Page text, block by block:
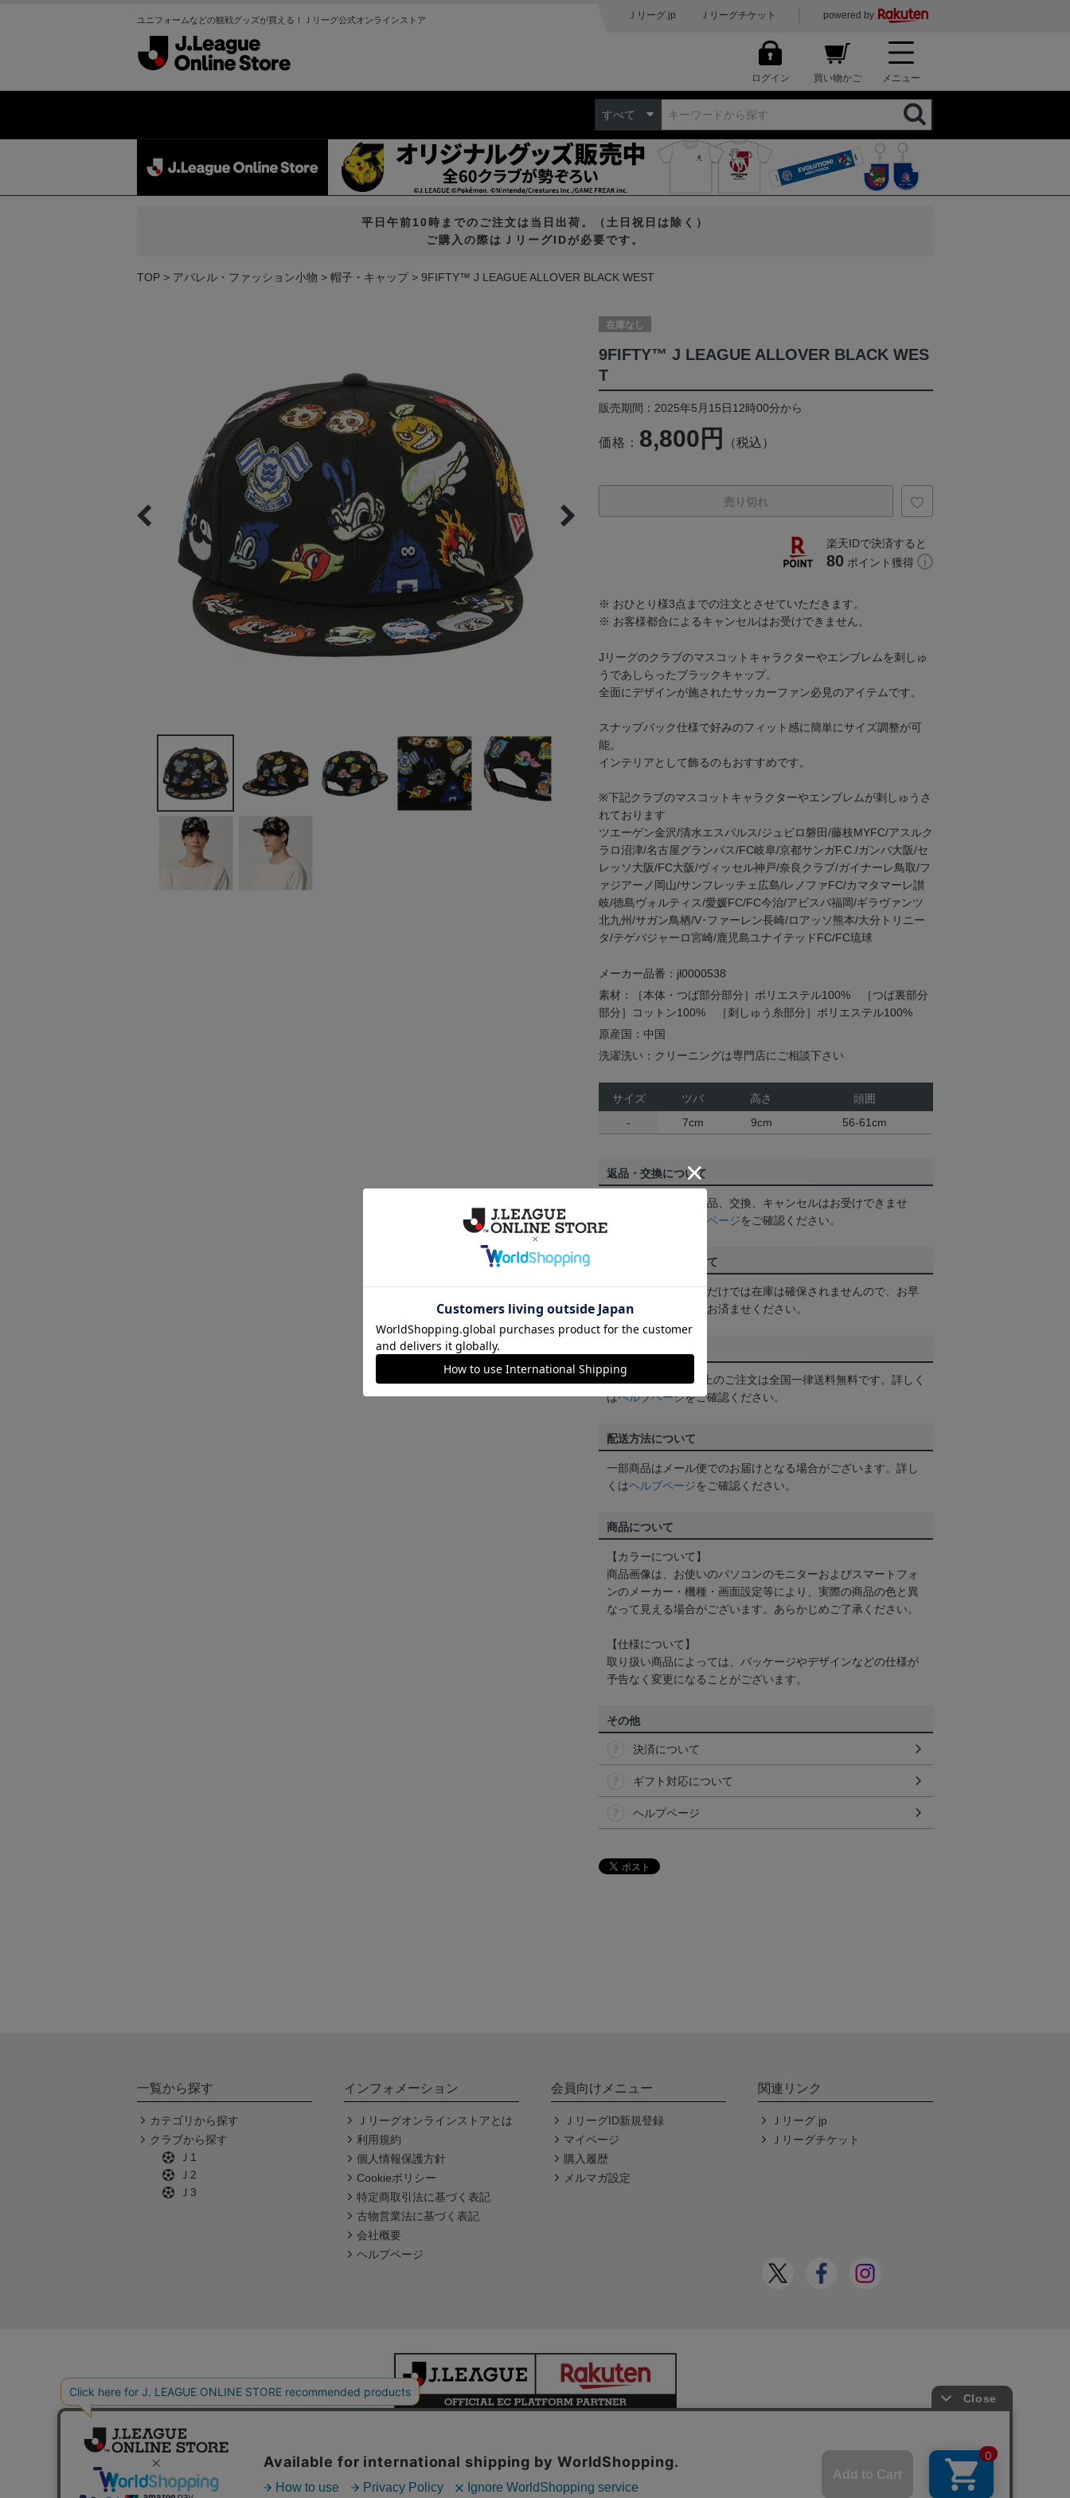
ユニフォームなどの観戦グッズが買える！Ｊリーグ公式オンラインストア Ｊリーグ.jp Ｊリーグチケット powered by
ログイン 買い物かご メニュー
すべて
平日午前10時までのご注文は当日出荷。（土日祝日は除く）
ご購入の際はＪリーグIDが必要です。
TOP アパレル・ファッション小物 帽子・キャップ 9FIFTY™ J LEAGUE ALLOVER BLACK WEST
在庫なし
9FIFTY™ J LEAGUE ALLOVER BLACK WES
T
販売期間：2025年5月15日12時00分から
価格： 8,800円 （税込）
売り切れ
楽天IDで決済すると
80 ポイント獲得
※ おひとり様3点までの注文とさせていただきます。
※ お客様都合によるキャンセルはお受けできません。
Jリーグのクラブのマスコットキャラクターやエンブレムを刺しゅ
うであしらったブラックキャップ。
全面にデザインが施されたサッカーファン必見のアイテムです。
スナップバック仕様で好みのフィット感に簡単にサイズ調整が可
能。
インテリアとして飾るのもおすすめです。
※下記クラブのマスコットキャラクターやエンブレムが刺しゅうさ
れております
ツエーゲン金沢/清水エスパルス/ジュビロ磐田/藤枝MYFC/アスルク
ラロ沼津/名古屋グランパス/FC岐阜/京都サンガF.C./ガンバ大阪/セ
レッソ大阪/FC大阪/ヴィッセル神戸/奈良クラブ/ガイナーレ鳥取/フ
ァジアーノ岡山/サンフレッチェ広島/レノファFC/カマタマーレ讃
岐/徳島ヴォルティス/愛媛FC/FC今治/アビスパ福岡/ギラヴァンツ
北九州/サガン鳥栖/V･ファーレン長崎/ロアッソ熊本/大分トリニー
タ/テゲバジャーロ宮崎/鹿児島ユナイテッドFC/FC琉球
メーカー品番：jl0000538
素材：［本体・つば部分部分］ポリエステル100% ［つば裏部分
部分］コットン100% ［刺しゅう糸部分］ポリエステル100%
原産国：中国
洗濯洗い：クリーニングは専門店にご相談下さい
サイズ ツバ 高さ
頭囲
-
7cm 9cm 56-61cm
返品・交換について
お客様都合による返品、交換、キャンセルはお受けできませ
ん。詳しくは
ヘルプページをご確認ください。
ご注文の確定について
買い物かごに入れるだけでは在庫は確保されませんので、お早
めにご購入手続きをお済ませください。
3,980円（税込）以上のご注文は全国一律送料無料です。詳しく
はヘルプページをご確認ください。
配送方法について
一部商品はメール便でのお届けとなる場合がございます。詳し
くはヘルプページをご確認ください。
商品について
【カラーについて】
商品画像は、お使いのパソコンのモニターおよびスマートフォ
ンのメーカー・機種・画面設定等により、実際の商品の色と異
なって見える場合がございます。あらかじめご了承ください。
【仕様について】
取り扱い商品によっては、パッケージやデザインなどの仕様が
予告なく変更になることがございます。
その他
決済について
ギフト対応について
ヘルプページ
一覧から探す
カテゴリから探す
クラブから探す
Ｊ1
Ｊ2
Ｊ3
インフォメーション
Ｊリーグオンラインストアとは
利用規約
個人情報保護方針
Cookieポリシー
特定商取引法に基づく表記
古物営業法に基づく表記
会社概要
ヘルプページ
会員向けメニュー
ＪリーグID新規登録
マイページ
購入履歴
メルマガ設定
関連リンク
Ｊリーグ.jp
Ｊリーグチケット
本サイトで使用している文章・画像等の無断での複製・転載を禁止します。
© JAPAN PROFESSIONAL FOOTBALL LEAGUE Rakuten Group, Inc.
ALL RIGHTS RESERVED.